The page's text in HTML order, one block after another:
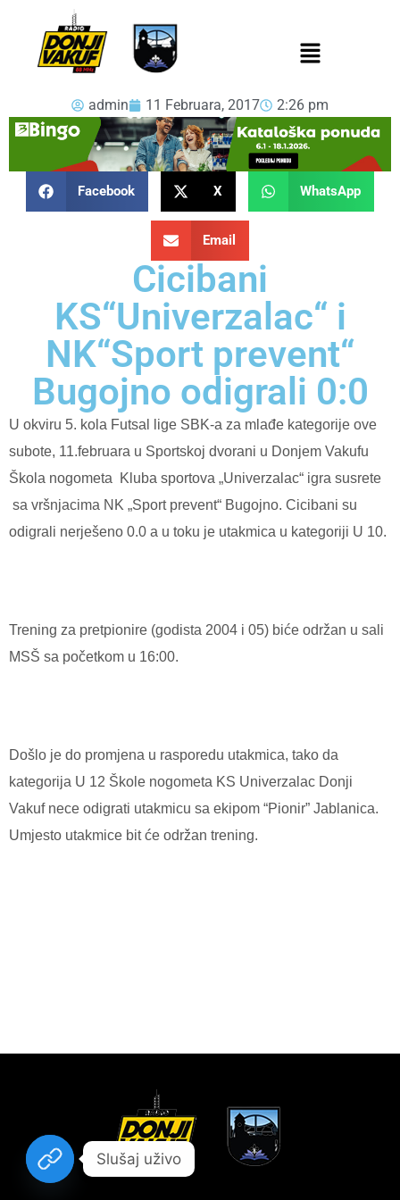
admin 11 Februara, 2017 2:26 pm
Facebook X WhatsApp
Email
Cicibani
KS“Univerzalac“ i
NK“Sport prevent“
Bugojno odigrali 0:0
U okviru 5. kola Futsal lige SBK-a za mlađe kategorije ove
subote, 11.februara u Sportskoj dvorani u Donjem Vakufu
Škola nogometa Kluba sportova „Univerzalac“ igra susrete
sa vršnjacima NK „Sport prevent“ Bugojno. Cicibani su
odigrali nerješeno 0.0 a u toku je utakmica u kategoriji U 10.
Trening za pretpionire (godista 2004 i 05) biće održan u sali
MSŠ sa početkom u 16:00.
Došlo je do promjena u rasporedu utakmica, tako da
kategorija U 12 Škole nogometa KS Univerzalac Donji
Vakuf nece odigrati utakmicu sa ekipom “Pionir” Jablanica.
Umjesto utakmice bit će održan trening.
Slušaj uživo